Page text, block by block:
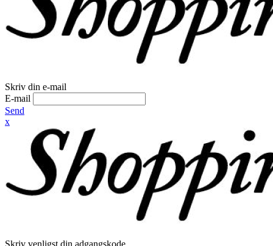
Skriv din e-mail
E-mail
Send
x
Skriv venligst din adgangskode